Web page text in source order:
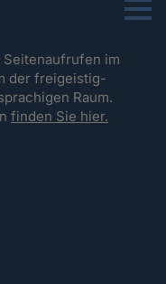
Menu
im
der freigeistig-
Raum.
finden Sie hier.